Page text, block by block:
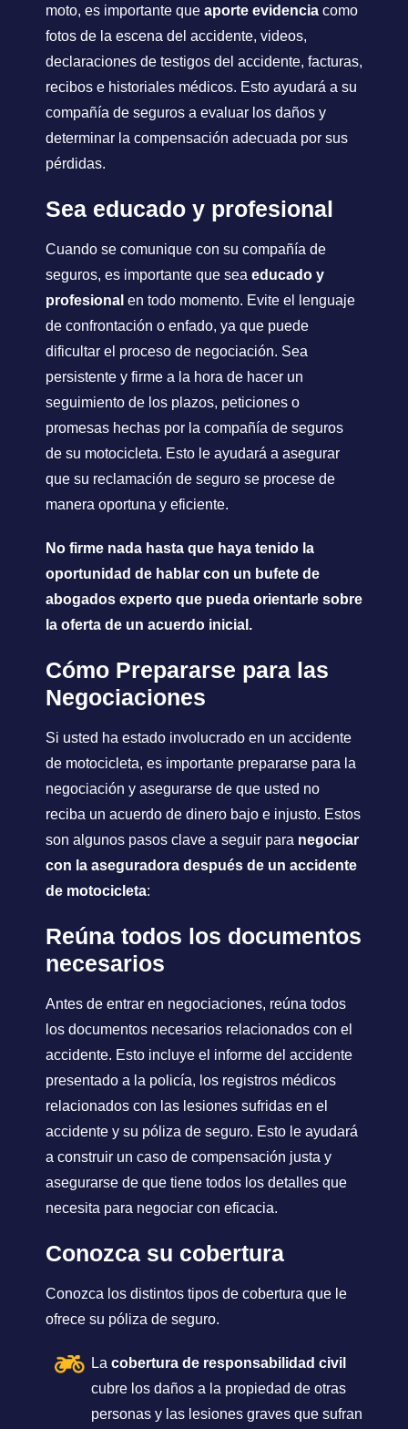
moto, es importante que aporte evidencia como
fotos de la escena del accidente, videos,
declaraciones de testigos del accidente, facturas,
recibos e historiales médicos. Esto ayudará a su
compañía de seguros a evaluar los daños y
determinar la compensación adecuada por sus
pérdidas.
Sea educado y profesional
Cuando se comunique con su compañía de
seguros, es importante que sea educado y
profesional en todo momento. Evite el lenguaje
de confrontación o enfado, ya que puede
dificultar el proceso de negociación. Sea
persistente y firme a la hora de hacer un
seguimiento de los plazos, peticiones o
promesas hechas por la compañía de seguros
de su motocicleta. Esto le ayudará a asegurar
que su reclamación de seguro se procese de
manera oportuna y eficiente.
No firme nada hasta que haya tenido la
oportunidad de hablar con un bufete de
abogados experto que pueda orientarle sobre
la oferta de un acuerdo inicial.
Cómo Prepararse para las
Negociaciones
Si usted ha estado involucrado en un accidente
de motocicleta, es importante prepararse para la
negociación y asegurarse de que usted no
reciba un acuerdo de dinero bajo e injusto. Estos
son algunos pasos clave a seguir para negociar
con la aseguradora después de un accidente
de motocicleta:
Reúna todos los documentos
necesarios
Antes de entrar en negociaciones, reúna todos
los documentos necesarios relacionados con el
accidente. Esto incluye el informe del accidente
presentado a la policía, los registros médicos
relacionados con las lesiones sufridas en el
accidente y su póliza de seguro. Esto le ayudará
a construir un caso de compensación justa y
asegurarse de que tiene todos los detalles que
necesita para negociar con eficacia.
Conozca su cobertura
Conozca los distintos tipos de cobertura que le
ofrece su póliza de seguro.
La cobertura de responsabilidad civil
cubre los daños a la propiedad de otras
personas y las lesiones graves que sufran